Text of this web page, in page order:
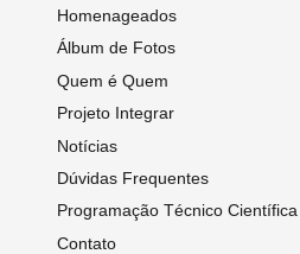
Homenageados
Álbum de Fotos
Quem é Quem
Projeto Integrar
Notícias
Dúvidas Frequentes
Programação Técnico Científica
Contato